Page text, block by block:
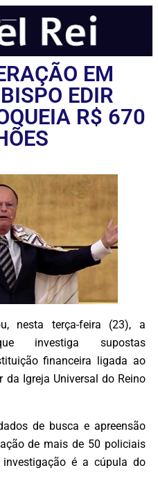
EM
EDIR
R$ 670
nesta terça-feira (23), a
investiga supostas
financeira ligada ao
da Igreja Universal do Reino
de busca e apreensão
de mais de 50 policiais
é a cúpula do